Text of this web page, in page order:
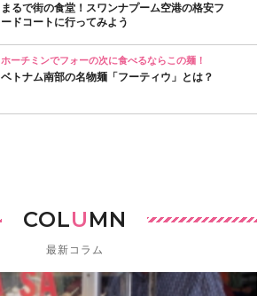
まるで街の食堂！スワンナプーム空港の格安フ
ードコートに行ってみよう
ホーチミンでフォーの次に食べるならこの麺！
ベトナム南部の名物麺「フーティウ」とは？
COLUMN
最新コラム